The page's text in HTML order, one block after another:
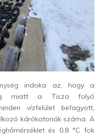
indoka az, hogy a
miatt a Tisza folyó
vízfelület befagyott,
kárókatonák száma. A
és 0,8 °C fok